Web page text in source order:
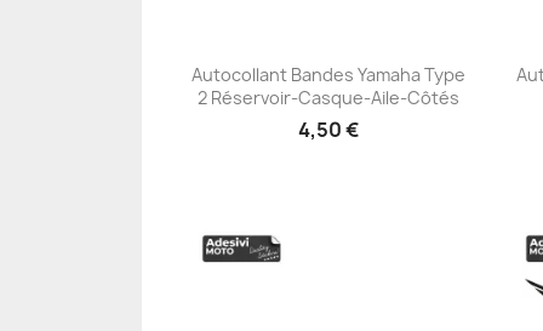
+23
Autocollant Bandes Yamaha Type
2 Réservoir-Casque-Aile-Côtés
4,50 €